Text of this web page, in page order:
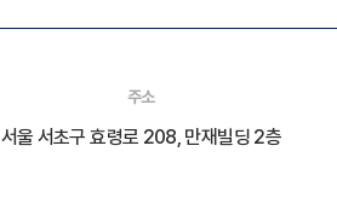
주소
서울 서초구 효령로 208, 만재빌딩 2층